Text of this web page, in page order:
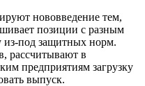
нововведение тем,
позиции с разным
из-под защитных норм.
рассчитывают в
предприятиям загрузку
выпуск.